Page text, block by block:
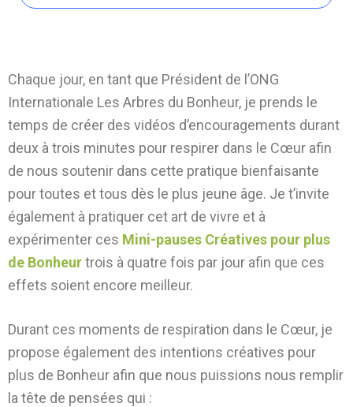
Chaque jour, en tant que Président de l’ONG
Internationale Les Arbres du Bonheur, je prends le
temps de créer des vidéos d’encouragements durant
deux à trois minutes pour respirer dans le Cœur afin
de nous soutenir dans cette pratique bienfaisante
pour toutes et tous dès le plus jeune âge. Je t’invite
également à pratiquer cet art de vivre et à
expérimenter ces Mini-pauses Créatives pour plus
de Bonheurtrois à quatre fois par jour afin que ces
effets soient encore meilleur.
Durant ces moments de respiration dans le Cœur, je
propose également des intentions créatives pour
plus de Bonheur afin que nous puissions nous remplir
la tête de pensées qui :